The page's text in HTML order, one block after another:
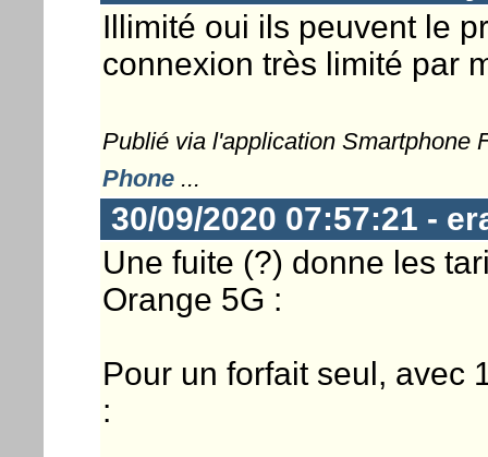
Illimité oui ils peuvent le
connexion très limité par
Publié via l'application Smartphone
Phone...
30/09/2020 07:57:21 -
Une fuite (?) donne les
Orange 5G :
Pour un forfait seul, avec
: